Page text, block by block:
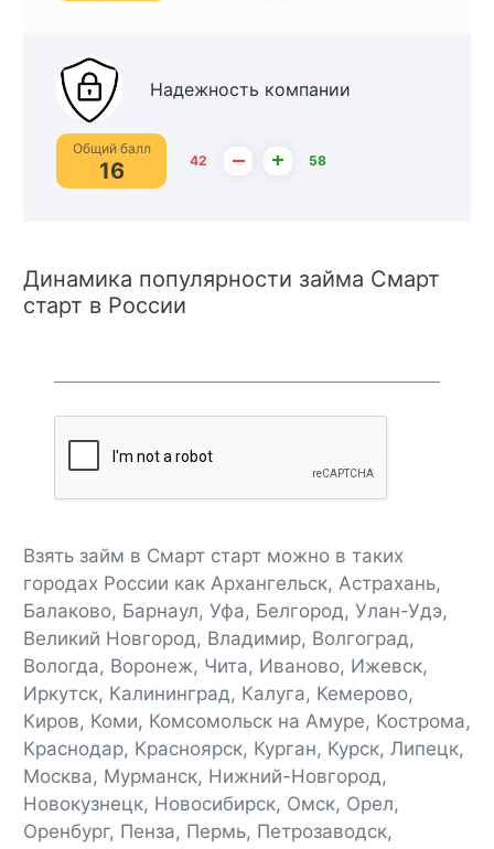
Надежность компании
Общий балл
16 42 – + 58
Динамика популярности займа Смарт
старт в России
Взять займ в Смарт старт можно в таких
городах России как Архангельск, Астрахань,
Балаково, Барнаул, Уфа, Белгород, Улан-Удэ,
Великий Новгород, Владимир, Волгоград,
Вологда, Воронеж, Чита, Иваново, Ижевск,
Иркутск, Калининград, Калуга, Кемерово,
Киров, Коми, Комсомольск на Амуре, Кострома,
Краснодар, Красноярск, Курган, Курск, Липецк,
Москва, Мурманск, Нижний-Новгород,
Новокузнецк, Новосибирск, Омск, Орел,
Оренбург, Пенза, Пермь, Петрозаводск,